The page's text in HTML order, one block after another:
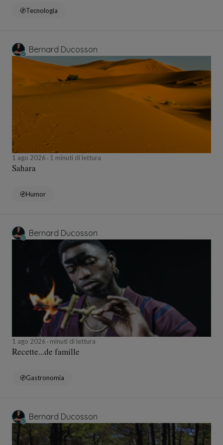
Tecnologia
Bernard Ducosson
1 ago 2026 1 minuti di lettura
Sahara
Humor
Bernard Ducosson
1 ago 2026 minuti di lettura
Recette...de famille
Gastronomia
Bernard Ducosson